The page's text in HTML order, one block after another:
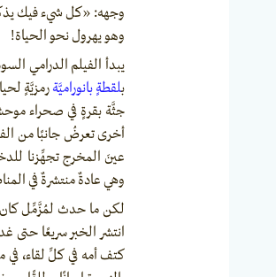
وجهه: «كل شيء فيك
وهو يهرول نحو الحياة!
يبدأ الفيلم الدرامي
بلقطةٍ بانوراميَّة رمزيَّةٍ
جثَّة بقرةٍ في صحراء
أخرى تعرضُ جانبًا من
عينَ المخرج تجهِّزنا
وهي عادةٌ منتشرةٌ في
لكن ما حدث لمُزَّمِّل كان
انتشر الخبر سريعًا حتى
كتف أمه في كلِّ لقاء، في